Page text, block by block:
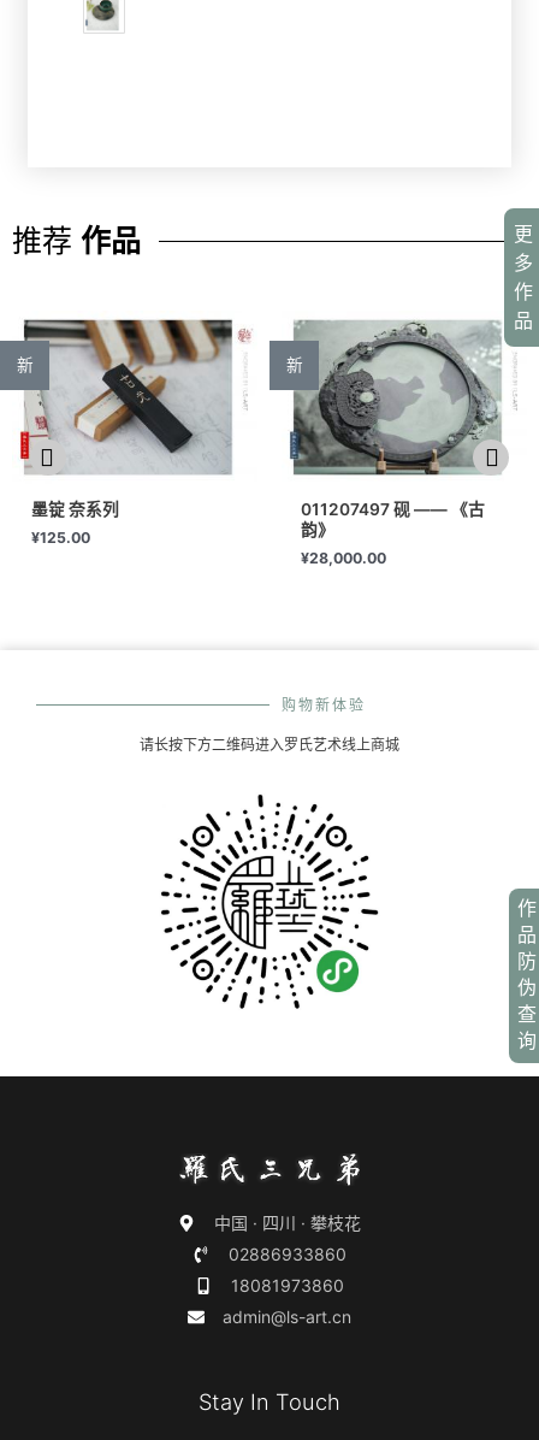
作
品
防
伪
查
询
更
多
作
品
推荐 作品
新
墨锭 奈系列
¥125.00
新
011207497 砚 —— 《古
韵》
¥28,000.00
购物新体验
请长按下方二维码进入罗氏艺术线上商城
中国 · 四川 · 攀枝花
02886933860
18081973860
admin@ls-art.cn
Stay In Touch